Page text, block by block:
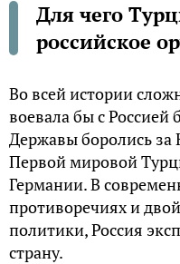
Для чего
российское
Во всей истории
воевала бы с
Державы боролись
Первой мировой
Германии. В
противоречиях и
политики, Россия
страну.